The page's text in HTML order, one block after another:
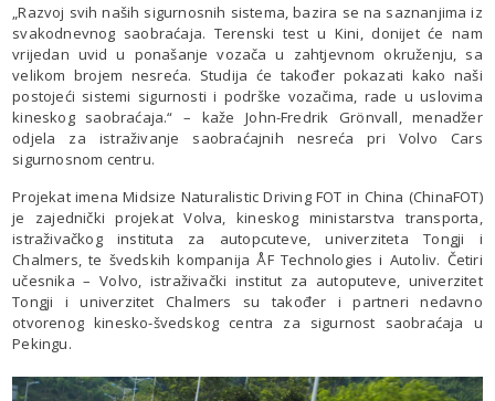
„Razvoj svih naših sigurnosnih sistema, bazira se na saznanjima iz
svakodnevnog saobraćaja. Terenski test u Kini, donijet će nam
vrijedan uvid u ponašanje vozača u zahtjevnom okruženju, sa
velikom brojem nesreća. Studija će također pokazati kako naši
postojeći sistemi sigurnosti i podrške vozačima, rade u uslovima
kineskog saobraćaja.“ – kaže John-Fredrik Grönvall, menadžer
odjela za istraživanje saobraćajnih nesreća pri Volvo Cars
sigurnosnom centru.
Projekat imena Midsize Naturalistic Driving FOT in China (ChinaFOT)
je zajednički projekat Volva, kineskog ministarstva transporta,
istraživačkog instituta za autopcuteve, univerziteta Tongji i
Chalmers, te švedskih kompanija ÅF Technologies i Autoliv. Četiri
učesnika – Volvo, istraživački institut za autoputeve, univerzitet
Tongji i univerzitet Chalmers su također i partneri nedavno
otvorenog kinesko-švedskog centra za sigurnost saobraćaja u
Pekingu.